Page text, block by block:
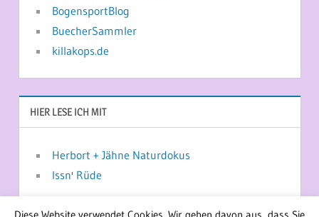
BogensportBlog
BuecherSammler
killakops.de
HIER LESE ICH MIT
Herbort + Jähne Naturdokus
Issn' Rüde